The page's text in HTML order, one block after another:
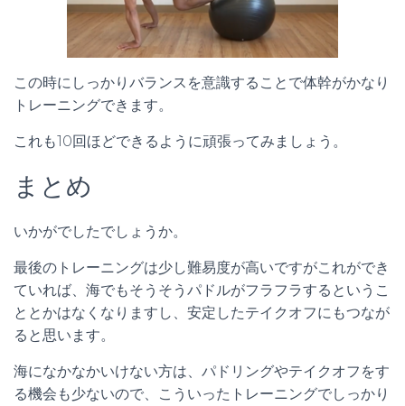
この時にしっかりバランスを意識することで体幹がかなり
トレーニングできます。
これも10回ほどできるように頑張ってみましょう。
まとめ
いかがでしたでしょうか。
最後のトレーニングは少し難易度が高いですがこれができ
ていれば、海でもそうそうパドルがフラフラするというこ
ととかはなくなりますし、安定したテイクオフにもつなが
ると思います。
海になかなかいけない方は、パドリングやテイクオフをす
る機会も少ないので、こういったトレーニングでしっかり